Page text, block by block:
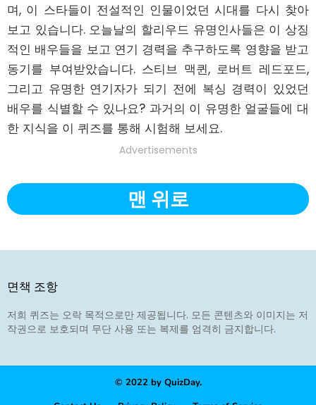
며, 이 스타들이 전설적인 인물이었던 시대를 다시 찾아
보고 있습니다. 오늘날의 할리우드 유명인사들은 이 상징
적인 배우들을 보고 연기 경력을 추구하도록 영향을 받고
동기를 부여받았습니다. 스티브 맥퀸, 로버트 레드포드,
그리고 유명한 연기자가 되기 전에 복싱 경력이 있었던
배우를 식별할 수 있나요? 과거의 이 유명한 얼굴들에 대
한 지식을 이 퀴즈를 통해 시험해 보세요.
Advertisements
맨 위로
면책 조항
저희 퀴즈는 오락 목적으로만 제공됩니다. 모든 콘텐츠와 이미지는 저
작권으로 보호되며 무단 사용 또는 복제를 엄격히 금지합니다.
© 2022 by QuizDay.